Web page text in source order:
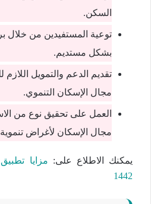
السكن.
توعية المستفيدين من خلال
بشكل مستديم.
تقديم الدعم والتمويل
مجال الإسكان التنموي.
العمل على تحقيق نوع من
مجال الإسكان لأغراض
يمكنك الاطلاع على: مزايا
1442